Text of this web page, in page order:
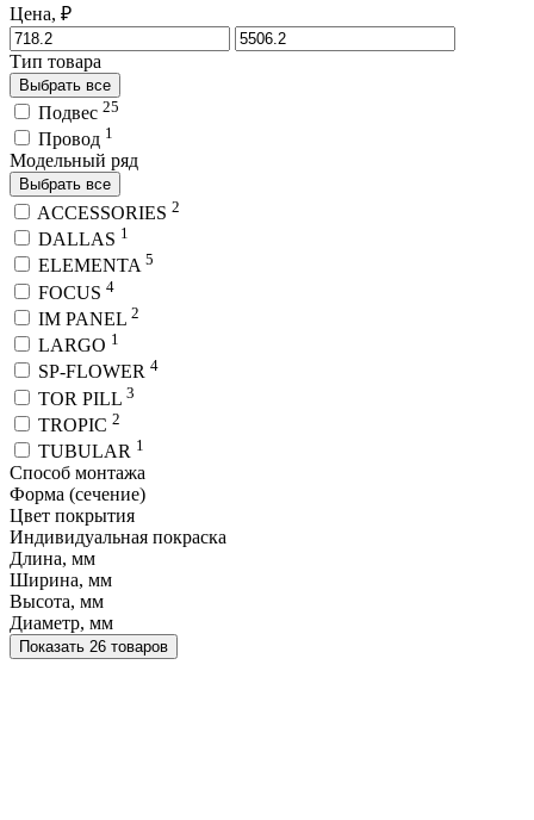
Цена, ₽
Тип товара
Выбрать все
Подвес 25
Провод 1
Модельный ряд
Выбрать все
ACCESSORIES 2
DALLAS 1
ELEMENTA 5
FOCUS 4
IM PANEL 2
LARGO 1
SP-FLOWER 4
TOR PILL 3
TROPIC 2
TUBULAR 1
Способ монтажа
Форма (сечение)
Цвет покрытия
Индивидуальная покраска
Длина, мм
Ширина, мм
Высота, мм
Диаметр, мм
Показать 26 товаров